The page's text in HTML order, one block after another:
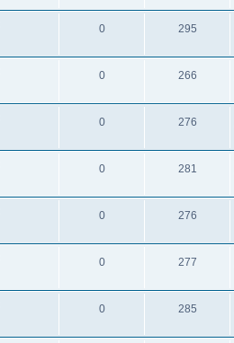
0 295
0 266
0 276
0 281
0 276
0 277
0 285